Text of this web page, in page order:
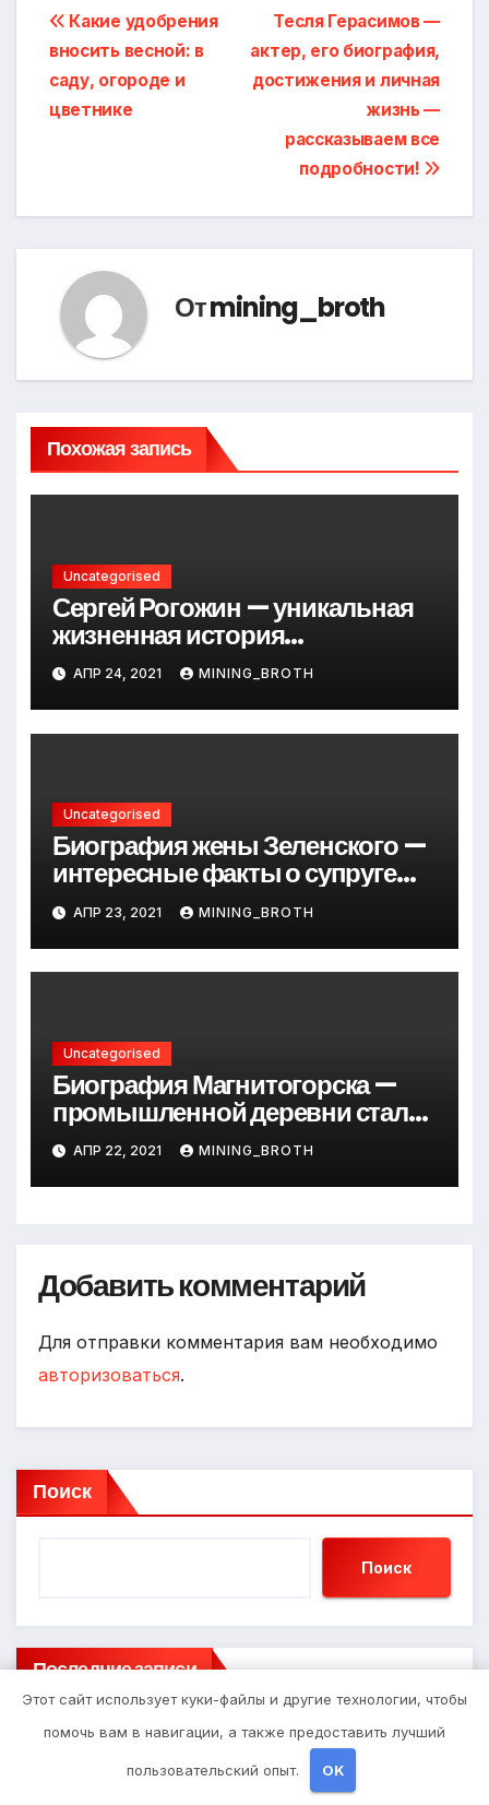
Навигация
по
записям
Тесля Герасимов —
актер, его биография,
достижения и личная
жизнь —
рассказываем все
подробности!
Какие удобрения
вносить весной: в
саду, огороде и
цветнике
Отmining_broth
Похожая запись
Uncategorised
Сергей Рогожин — уникальная
жизненная история
талантливого певца, его
музыкальный путь и важные
достижения
АПР 24, 2021 MINING_BROTH
Uncategorised
Биография жены Зеленского —
интересные факты о супруге
президента Украины
АПР 23, 2021 MINING_BROTH
Uncategorised
Биография Магнитогорска —
промышленной деревни стали
превращается в современный
мегаполис
АПР 22, 2021 MINING_BROTH
Добавить комментарий
Для отправки комментария вам необходимо
авторизоваться.
Поиск
Поиск
Последние записи
Бизнес и Закон: Основы Успешного
Предпринимательства
Этот сайт использует куки-файлы и другие технологии, чтобы
помочь вам в навигации, а также предоставить лучший
пользовательский опыт. OK